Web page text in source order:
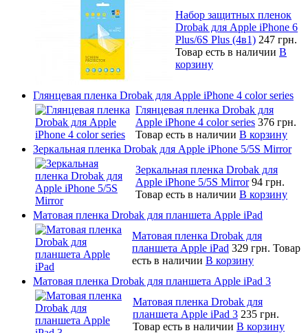
Набор защитных пленок
Drobak для Apple iPhone 6
Plus/6S Plus (4в1) 247 грн.
Товар есть в наличии В
корзину
Глянцевая пленка Drobak для Apple iPhone 4 color series
Глянцевая пленка Drobak для
Apple iPhone 4 color series 376 грн.
Товар есть в наличии В корзину
Зеркальная пленка Drobak для Apple iPhone 5/5S Mirror
Зеркальная пленка Drobak для
Apple iPhone 5/5S Mirror 94 грн.
Товар есть в наличии В корзину
Матовая пленка Drobak для планшета Apple iPad
Матовая пленка Drobak для
планшета Apple iPad 329 грн. Товар
есть в наличии В корзину
Матовая пленка Drobak для планшета Apple iPad 3
Матовая пленка Drobak для
планшета Apple iPad 3 235 грн.
Товар есть в наличии В корзину